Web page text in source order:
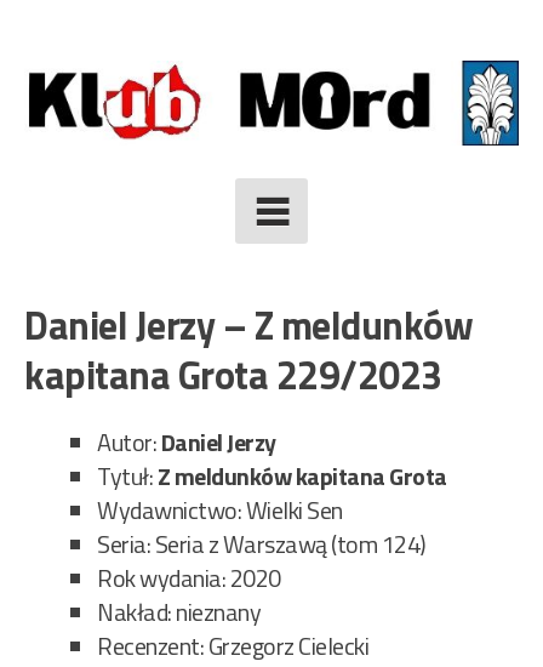
to
content
Daniel Jerzy – Z meldunków
kapitana Grota 229/2023
Autor:Daniel Jerzy
Tytuł:Z meldunków kapitana Grota
Wydawnictwo: Wielki Sen
Seria: Seria z Warszawą (tom 124)
Rok wydania: 2020
Nakład: nieznany
Recenzent: Grzegorz Cielecki